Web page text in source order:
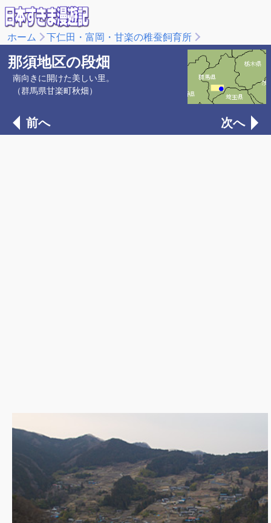
ホーム 下仁田・富岡・甘楽の稚蚕飼育所
那須地区の段畑
南向きに開けた美しい里。
（群馬県甘楽町秋畑）
前へ 次へ